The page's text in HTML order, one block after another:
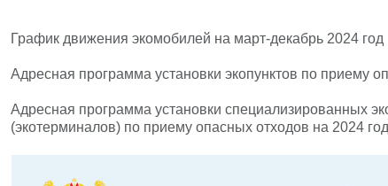
График движения экомобилей на март-декабрь 2024 год
Адресная программа установки экопунктов по приему
Адресная программа установки специализированных
(экотерминалов) по приему опасных отходов на 2024 год